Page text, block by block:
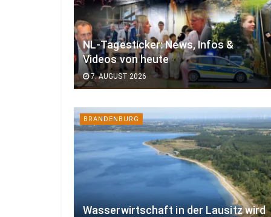
NL-Tagesticker: News, Infos &
Videos von heute
7. AUGUST 2026
BRANDENBURG
Wasserwirtschaft in der Lausitz wird